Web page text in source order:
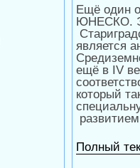
Ещё один
ЮНЕСКО.
является
ещё в IV
который
Полный